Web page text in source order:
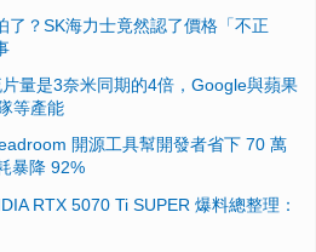
了？SK海力士竟然認了價格「不正
量是3奈米同期的4倍，Google與蘋果
等產能
開源工具幫開發者省下 70 萬
暴降 92%
RTX 5070 Ti SUPER 爆料總整理：